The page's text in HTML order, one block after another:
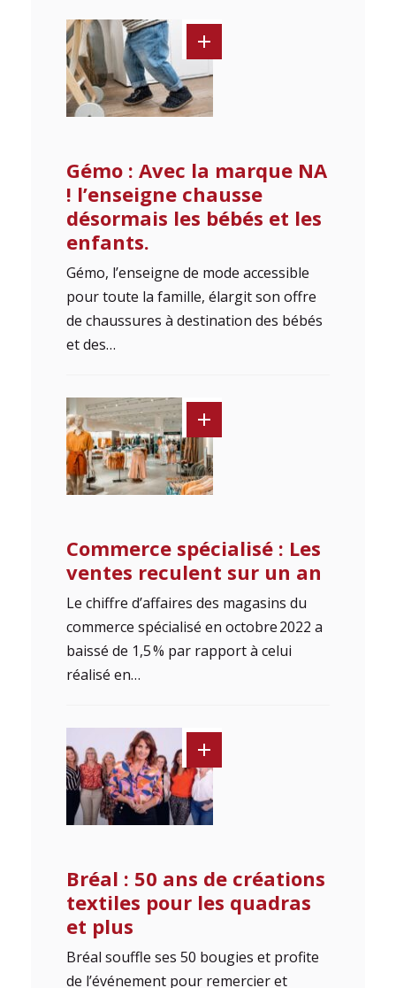
Gémo : Avec la marque NA
! l’enseigne chausse
désormais les bébés et les
enfants.
Gémo, l’enseigne de mode accessible
pour toute la ­famille, élargit son offre
de chaussures à destination des bébés
et des…
Commerce spécialisé : Les
ventes reculent sur un an
Le chiffre d’affaires des magasins du
commerce spécialisé en octobre 2022 a
baissé de 1,5 % par rapport à celui
réalisé en…
Bréal : 50 ans de créations
textiles pour les quadras
et plus
Bréal souffle ses 50 bougies et profite
de l’événement pour remercier et